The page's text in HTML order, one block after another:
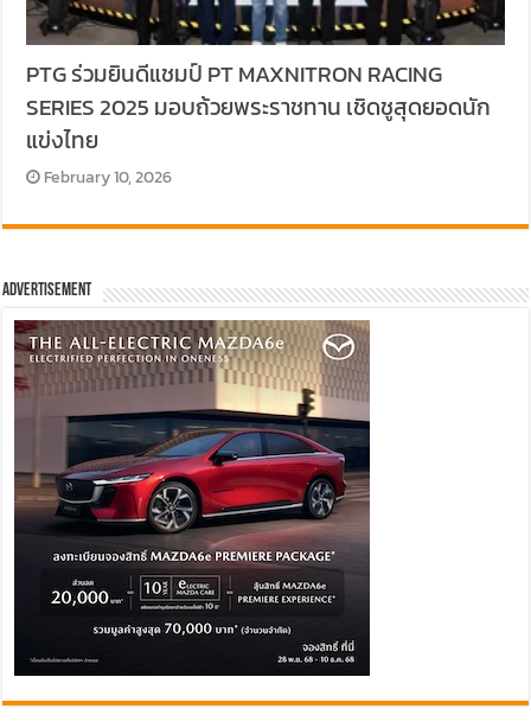
PTG ร่วมยินดีแชมป์ PT MAXNITRON RACING
SERIES 2025 มอบถ้วยพระราชทาน เชิดชูสุดยอดนัก
แข่งไทย
February 10, 2026
Advertisement